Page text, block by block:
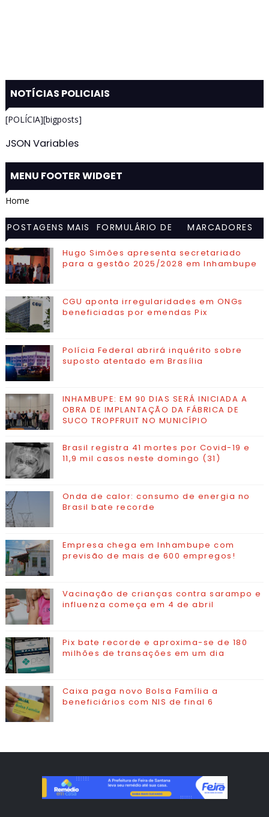
NOTÍCIAS POLICIAIS
[POLÍCIA][bigposts]
JSON Variables
MENU FOOTER WIDGET
Home
POSTAGENS MAIS
VISITADAS
FORMULÁRIO DE
MARCADORES
Hugo Simões apresenta secretariado
para a gestão 2025/2028 em Inhambupe
CGU aponta irregularidades em ONGs
beneficiadas por emendas Pix
Polícia Federal abrirá inquérito sobre
suposto atentado em Brasília
INHAMBUPE: EM 90 DIAS SERÁ INICIADA A
OBRA DE IMPLANTAÇÃO DA FÁBRICA DE
SUCO TROPFRUIT NO MUNICÍPIO
Brasil registra 41 mortes por Covid-19 e
11,9 mil casos neste domingo (31)
Onda de calor: consumo de energia no
Brasil bate recorde
Empresa chega em Inhambupe com
previsão de mais de 600 empregos!
Vacinação de crianças contra sarampo e
influenza começa em 4 de abril
Pix bate recorde e aproxima-se de 180
milhões de transações em um dia
Caixa paga novo Bolsa Família a
beneficiários com NIS de final 6